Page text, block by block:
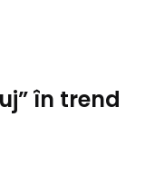
în trend